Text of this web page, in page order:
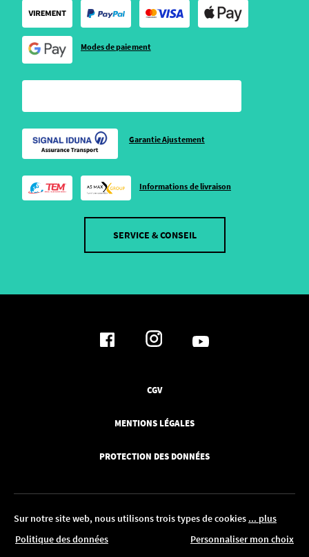
Sur notre site web, nous utilisons trois types de cookies ... plus
Politique des données
Personnaliser mon choix
Modes de paiement
Garantie Ajustement
Informations de livraison
SERVICE & CONSEIL
CGV
MENTIONS LÉGALES
PROTECTION DES DONNÉES
18.08. !